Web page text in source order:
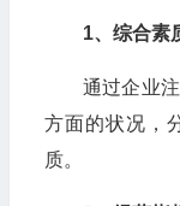
1、综合素
通过企业
方面的状况，
质。